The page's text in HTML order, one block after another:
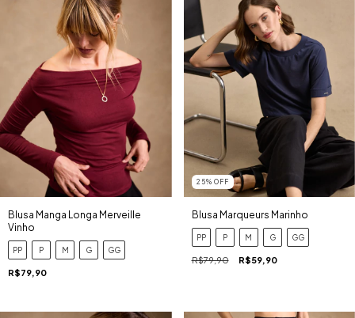
Blusa Manga Longa Merveille
Vinho
PP P M G GG
R$79,90
25% OFF
Blusa Marqueurs Marinho
PP P M G GG
R$79,90 R$59,90